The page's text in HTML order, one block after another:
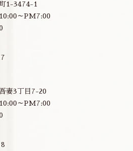
1-3474-1
～PM7:00
妻3丁目7-20
～PM7:00